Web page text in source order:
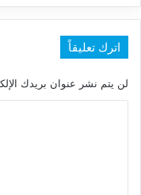
اترك تعليقاً
لن يتم نشر عنوان بريدك